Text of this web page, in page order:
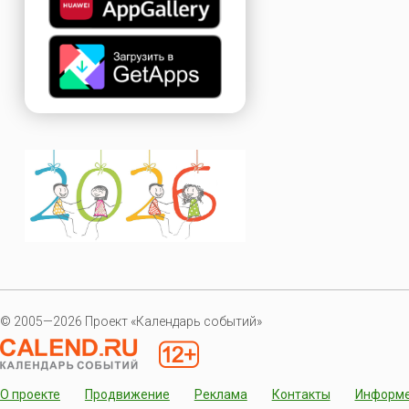
© 2005—2026 Проект «Календарь событий»
О проекте Продвижение Реклама Контакты